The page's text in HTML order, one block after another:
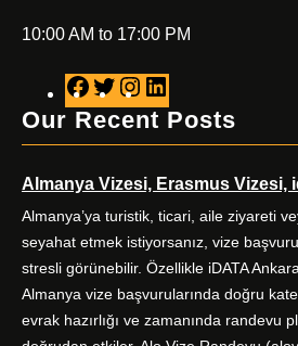
10:00 AM to 17:00 PM
F
a
b
o
o
k
T
w
t
e
r
n
a
g
r
a
m
i
e
d
I
n
Our Recent Posts
Almanya Vizesi, Erasmus Vizesi,
Almanya’ya turistik, ticari, aile ziyareti
seyahat etmek istiyorsanız, vize
stresli görünebilir. Özellikle iDATA
Almanya vize başvurularında doğru
evrak hazırlığı ve zamanında randevu